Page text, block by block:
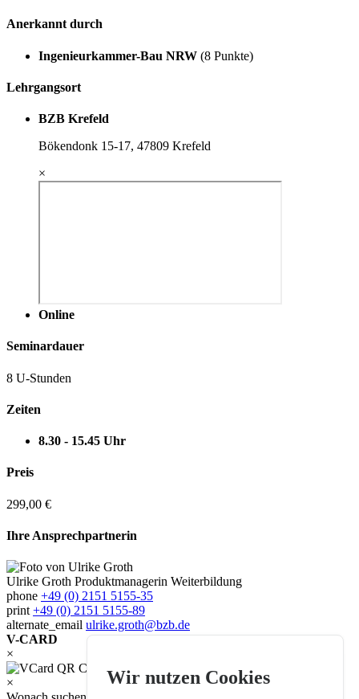
Wir nutzen Cookies
Anerkannt durch
Ingenieurkammer-Bau NRW (8 Punkte)
Lehrgangsort
BZB Krefeld
Bökendonk 15-17, 47809 Krefeld
×
Online
Seminardauer
8 U-Stunden
Zeiten
8.30 - 15.45 Uhr
Preis
299,00 €
Ihre Ansprechpartnerin
Ulrike Groth Produktmanagerin Weiterbildung
phone +49 (0) 2151 5155-35
print +49 (0) 2151 5155-89
alternate_email ulrike.groth@bzb.de
V-CARD
×
×